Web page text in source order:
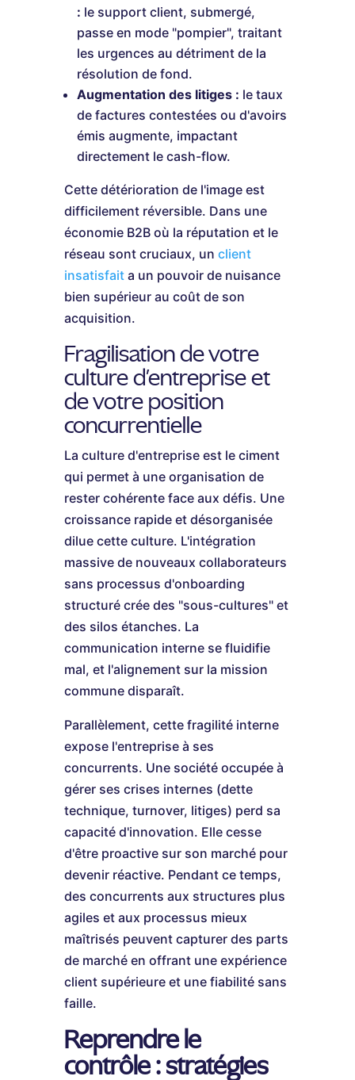
: le support client, submergé,
passe en mode "pompier", traitant
les urgences au détriment de la
résolution de fond.
Augmentation des litiges : le taux
de factures contestées ou d'avoirs
émis augmente, impactant
directement le cash-flow.
Cette détérioration de l'image est
difficilement réversible. Dans une
économie B2B où la réputation et le
réseau sont cruciaux, un client
insatisfaita un pouvoir de nuisance
bien supérieur au coût de son
acquisition.
Fragilisation de votre
culture d'entreprise et
de votre position
concurrentielle
La culture d'entreprise est le ciment
qui permet à une organisation de
rester cohérente face aux défis. Une
croissance rapide et désorganisée
dilue cette culture. L'intégration
massive de nouveaux collaborateurs
sans processus d'onboarding
structuré crée des "sous-cultures" et
des silos étanches. La
communication interne se fluidifie
mal, et l'alignement sur la mission
commune disparaît.
Parallèlement, cette fragilité interne
expose l'entreprise à ses
concurrents. Une société occupée à
gérer ses crises internes (dette
technique, turnover, litiges) perd sa
capacité d'innovation. Elle cesse
d'être proactive sur son marché pour
devenir réactive. Pendant ce temps,
des concurrents aux structures plus
agiles et aux processus mieux
maîtrisés peuvent capturer des parts
de marché en offrant une expérience
client supérieure et une fiabilité sans
faille.
Reprendre le
contrôle : stratégies